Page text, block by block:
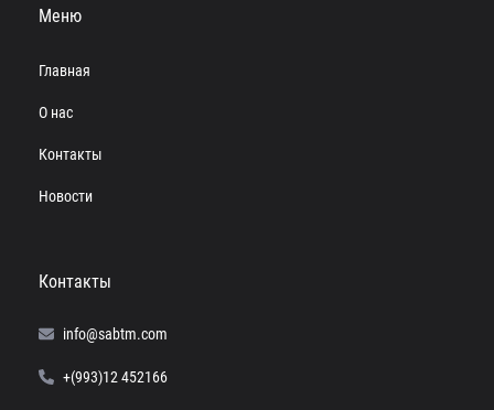
Меню
Главная
О нас
Контакты
Новости
Контакты
info@sabtm.com
+(993)12 452166